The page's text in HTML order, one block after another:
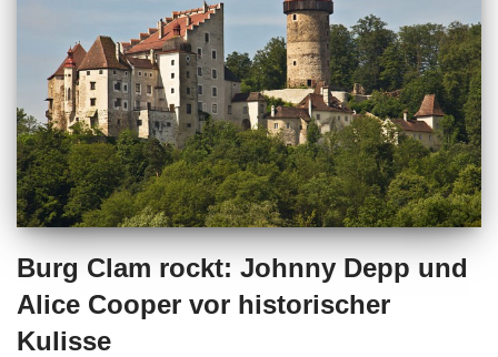
Burg Clam rockt: Johnny Depp und
Alice Cooper vor historischer
Kulisse